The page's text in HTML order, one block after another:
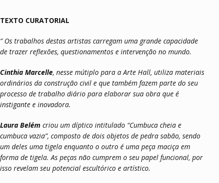
TEXTO CURATORIAL
” Os trabalhos destas artistas carregam uma grande capacidade
de trazer reflexões, questionamentos e intervenção no mundo.
Cinthia Marcelle, nesse mútiplo para a Arte Hall, utiliza materiais
ordinários da construção civil e que também fazem parte do seu
processo de trabalho diário para elaborar sua obra que é
instigante e inovadora.
Laura Belém criou um díptico intitulado “Cumbuca cheia e
cumbuca vazia”, composto de dois objetos de pedra sabão, sendo
um deles uma tigela enquanto o outro é uma peça maciça em
forma de tigela. As peças não cumprem o seu papel funcional, por
isso revelam seu potencial escultórico e artístico.